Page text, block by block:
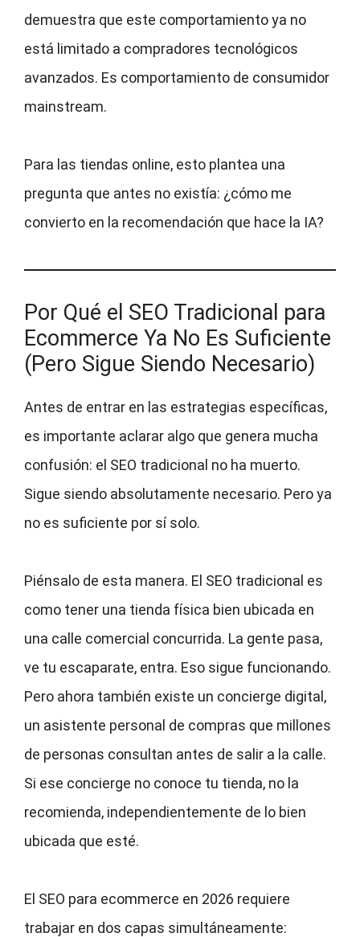
demuestra que este comportamiento ya no
está limitado a compradores tecnológicos
avanzados. Es comportamiento de consumidor
mainstream.
Para las tiendas online, esto plantea una
pregunta que antes no existía: ¿cómo me
convierto en la recomendación que hace la IA?
Por Qué el SEO Tradicional para
Ecommerce Ya No Es Suficiente
(Pero Sigue Siendo Necesario)
Antes de entrar en las estrategias específicas,
es importante aclarar algo que genera mucha
confusión: el SEO tradicional no ha muerto.
Sigue siendo absolutamente necesario. Pero ya
no es suficiente por sí solo.
Piénsalo de esta manera. El SEO tradicional es
como tener una tienda física bien ubicada en
una calle comercial concurrida. La gente pasa,
ve tu escaparate, entra. Eso sigue funcionando.
Pero ahora también existe un concierge digital,
un asistente personal de compras que millones
de personas consultan antes de salir a la calle.
Si ese concierge no conoce tu tienda, no la
recomienda, independientemente de lo bien
ubicada que esté.
El SEO para ecommerce en 2026 requiere
trabajar en dos capas simultáneamente: